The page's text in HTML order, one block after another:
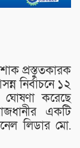
প্রস্তুতকারক
নির্বাচনে ১২
ঘোষণা করেছে
একটি
লিডার মো.